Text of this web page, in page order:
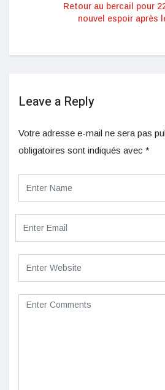
Retour au bercail pour
nouvel espoir après
Leave a Reply
Votre adresse e-mail ne sera pas
obligatoires sont indiqués avec *